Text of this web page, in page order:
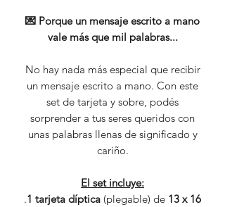
💌 Porque un mensaje escrito a mano
vale más que mil palabras...
No hay nada más especial que recibir
un mensaje escrito a mano. Con este
set de tarjeta y sobre, podés
sorprender a tus seres queridos con
unas palabras llenas de significado y
cariño.
El set incluye:
.1 tarjeta díptica (plegable) de 13 x 16